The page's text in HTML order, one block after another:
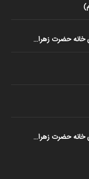
خانه حضرت زهرا…
خانه حضرت زهرا…